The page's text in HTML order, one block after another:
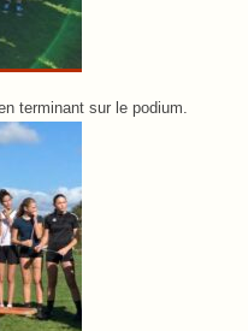
terminant sur le podium.